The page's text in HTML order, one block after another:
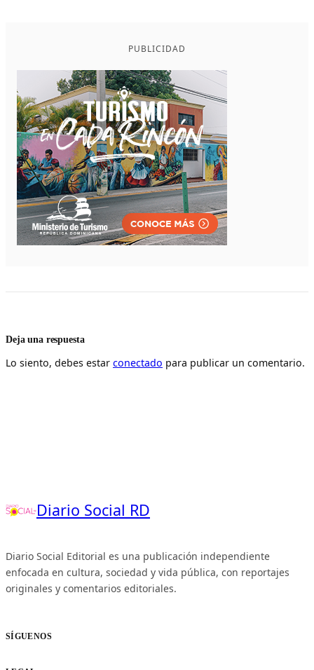
PUBLICIDAD
Deja una respuesta
Lo siento, debes estar conectado para publicar un comentario.
Diario Social RD
Diario Social Editorial es una publicación independiente
enfocada en cultura, sociedad y vida pública, con reportajes
originales y comentarios editoriales.
SÍGUENOS